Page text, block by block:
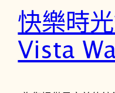
快樂時
Vista